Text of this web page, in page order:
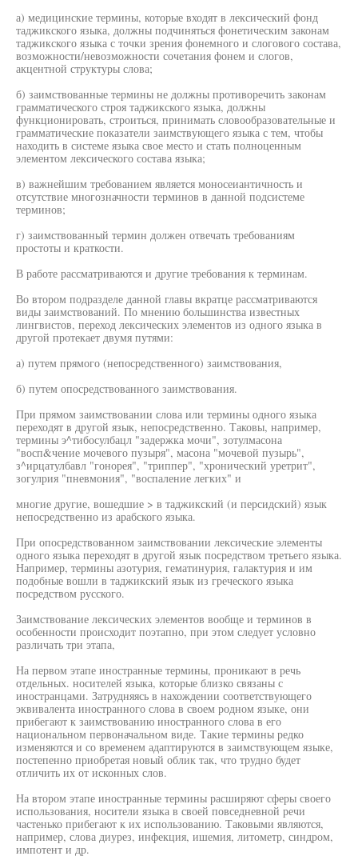
а) медицинские термины, которые входят в лексический фонд
таджикского языка, должны подчиняться фонетическим законам
таджикского языка с точки зрения фонемного и слогового состава,
возможности/невозможности сочетания фонем и слогов,
акцентной структуры слова;
б) заимствованные термины не должны противоречить законам
грамматического строя таджикского языка, должны
функционировать, строиться, принимать словообразовательные и
грамматические показатели заимствующего языка с тем, чтобы
находить в системе языка свое место и стать полноценным
элементом лексического состава языка;
в) важнейшим требованием является моносеиантичность и
отсутствие многозначности терминов в данной подсистеме
терминов;
г) заимствованный термин должен отвечать требованиям
простоты и краткости.
В работе рассматриваются и другие требования к терминам.
Во втором подразделе данной главы вкратце рассматриваются
виды заимствований. По мнению большинства известных
лингвистов, переход лексических элементов из одного языка в
другой протекает двумя путями:
а) путем прямого (непосредственного) заимствования,
б) путем опосредствованного заимствования.
При прямом заимствовании слова или термины одного языка
переходят в другой язык, непосредственно. Таковы, например,
термины э^тибосулбацл "задержка мочи", зотулмасона
"восп&чение мочевого пузыря", масона "мочевой пузырь",
з^ирцатулбавл "гонорея", "триппер", "хронический уретрит",
зогулрия "пневмония", "воспаление легких" и
многие другие, вошедшие > в таджикский (и персидский) язык
непосредственно из арабского языка.
При опосредствованном заимствовании лексические элементы
одного языка переходят в другой язык посредством третьего языка.
Например, термины азотурия, гематинурия, галактурия и им
подобные вошли в таджикский язык из греческого языка
посредством русского.
Заимствование лексических элементов вообще и терминов в
особенности происходит поэтапно, при этом следует условно
различать три этапа,
На первом этапе иностранные термины, проникают в речь
отдельных. носителей языка, которые близко связаны с
иностранцами. Затрудняясь в нахождении соответствующего
эквивалента иностранного слова в своем родном языке, они
прибегают к заимствованию иностранного слова в его
национальном первоначальном виде. Такие термины редко
изменяются и со временем адаптируются в заимствующем языке,
постепенно приобретая новый облик так, что трудно будет
отличить их от исконных слов.
На втором этапе иностранные термины расширяют сферы своего
использования, носители языка в своей повседневной речи
частенько прибегают к их использованию. Таковыми являются,
например, слова диурез, инфекция, ишемия, литометр, синдром,
импотент и др.